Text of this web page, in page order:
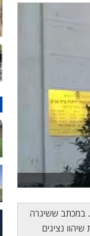
במכתב ששיגרה
נציגים